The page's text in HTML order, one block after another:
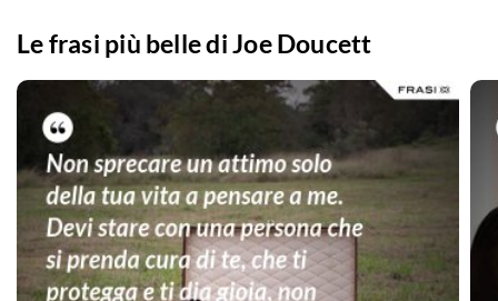
Le frasi più belle diJoe Doucett